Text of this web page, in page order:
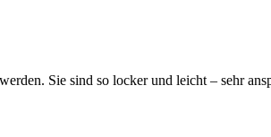
Sie sind so locker und leicht – sehr